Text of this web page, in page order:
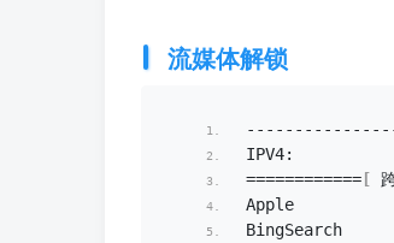
流媒体解锁
IPV4:
============ [